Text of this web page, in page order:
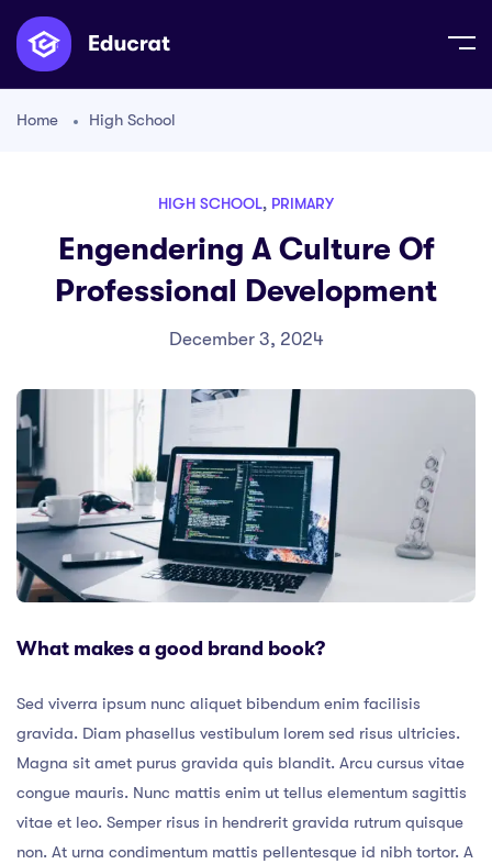
Home High School
HIGH SCHOOL, PRIMARY
Engendering A Culture Of
Professional Development
December 3, 2024
What makes a good brand book?
Sed viverra ipsum nunc aliquet bibendum enim facilisis
gravida. Diam phasellus vestibulum lorem sed risus ultricies.
Magna sit amet purus gravida quis blandit. Arcu cursus vitae
congue mauris. Nunc mattis enim ut tellus elementum sagittis
vitae et leo. Semper risus in hendrerit gravida rutrum quisque
non. At urna condimentum mattis pellentesque id nibh tortor. A